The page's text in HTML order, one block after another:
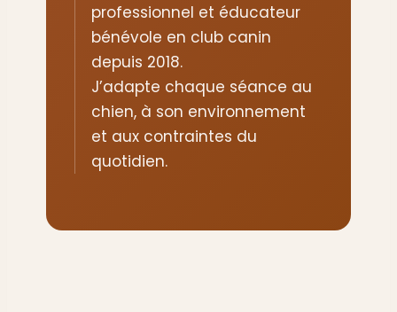
professionnel et éducateur
bénévole en club canin
depuis 2018.
J’adapte chaque séance au
chien, à son environnement
et aux contraintes du
quotidien.